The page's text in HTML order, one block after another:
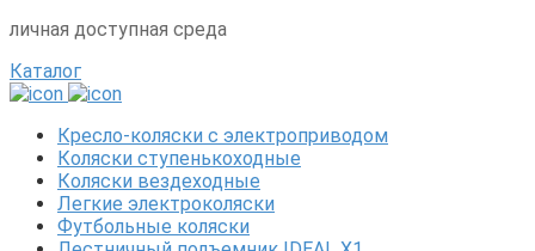
личная доступная среда
Каталог
Кресло-коляски с электроприводом
Коляски ступенькоходные
Коляски вездеходные
Легкие электроколяски
Футбольные коляски